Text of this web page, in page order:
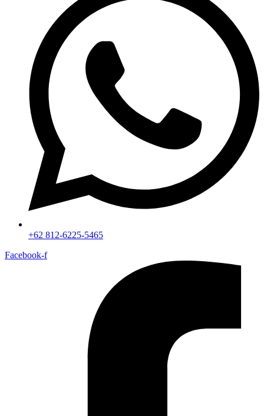
+62 812-6225-5465
Facebook-f